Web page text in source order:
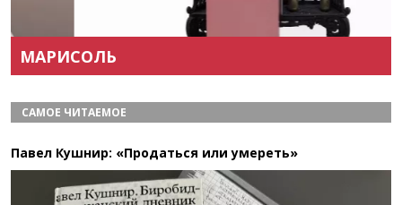
МАРИСОЛЬ
САМОЕ ЧИТАЕМОЕ
Павел Кушнир: «Продаться или умереть»